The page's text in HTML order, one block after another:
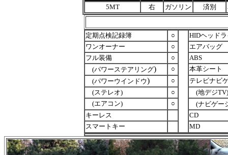
5MT
右 ガソリン 済別
定期点検記録簿 ○
HIDヘッド
ワンオーナー
○
エアバッグ
フル装備
○
ABS
(パワーステアリング) ○
本革シート
(パワーウインドウ) ○
テレビナビ
(ステレオ)
○
(地デジTV)
(エアコン)
○
(ナビゲー
キーレス
CD
スマートキー
MD